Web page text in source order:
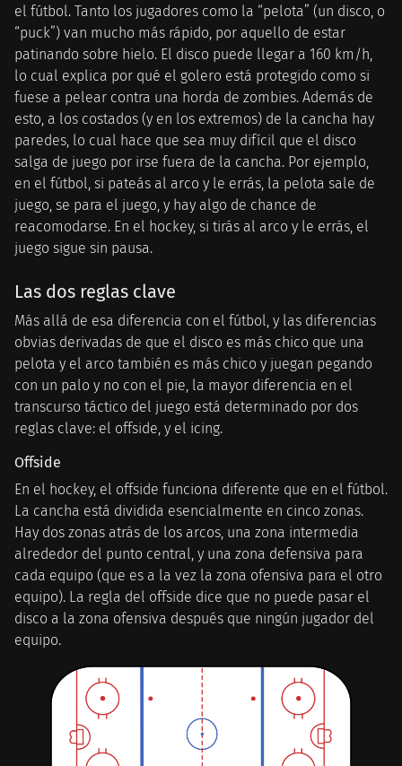
el fútbol. Tanto los jugadores como la “pelota” (un disco, o
“puck”) van mucho más rápido, por aquello de estar
patinando sobre hielo. El disco puede llegar a 160 km/h,
lo cual explica por qué el golero está protegido como si
fuese a pelear contra una horda de zombies. Además de
esto, a los costados (y en los extremos) de la cancha hay
paredes, lo cual hace que sea muy difícil que el disco
salga de juego por irse fuera de la cancha. Por ejemplo,
en el fútbol, si pateás al arco y le errás, la pelota sale de
juego, se para el juego, y hay algo de chance de
reacomodarse. En el hockey, si tirás al arco y le errás, el
juego sigue sin pausa.
Las dos reglas clave
Más allá de esa diferencia con el fútbol, y las diferencias
obvias derivadas de que el disco es más chico que una
pelota y el arco también es más chico y juegan pegando
con un palo y no con el pie, la mayor diferencia en el
transcurso táctico del juego está determinado por dos
reglas clave: el offside, y el icing.
Offside
En el hockey, el offside funciona diferente que en el fútbol.
La cancha está dividida esencialmente en cinco zonas.
Hay dos zonas atrás de los arcos, una zona intermedia
alrededor del punto central, y una zona defensiva para
cada equipo (que es a la vez la zona ofensiva para el otro
equipo). La regla del offside dice que no puede pasar el
disco a la zona ofensiva después que ningún jugador del
equipo.